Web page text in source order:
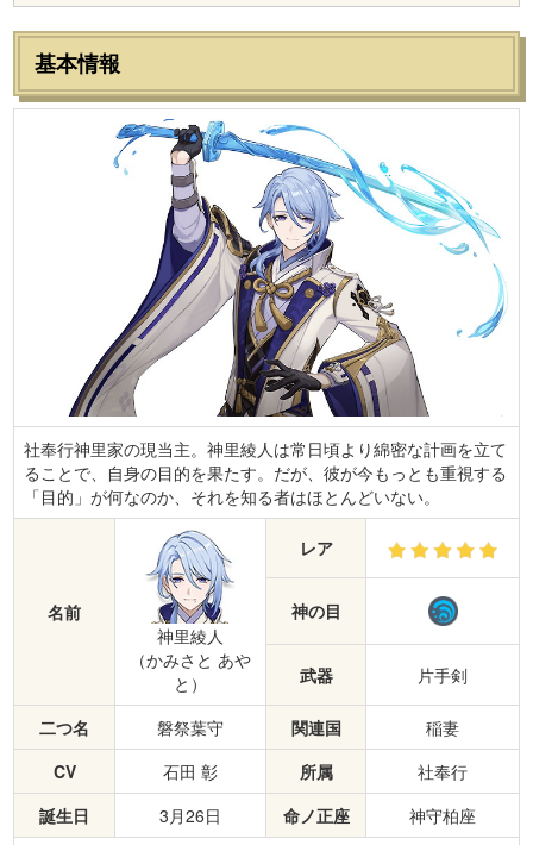
基本情報
社奉行神里家の現当主。神里綾人は常日頃より綿密な計画を立て
ることで、自身の目的を果たす。だが、彼が今もっとも重視する
「目的」が何なのか、それを知る者はほとんどいない。
名前
神里綾人
（かみさと あや
と）
レア
神の目
武器 片手剣
二つ名 磐祭葉守 関連国
稲妻
CV
石田 彰 所属
社奉行
誕生日
3月26日 命ノ正座
神守柏座